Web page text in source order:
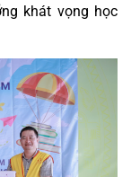
khát vọng học